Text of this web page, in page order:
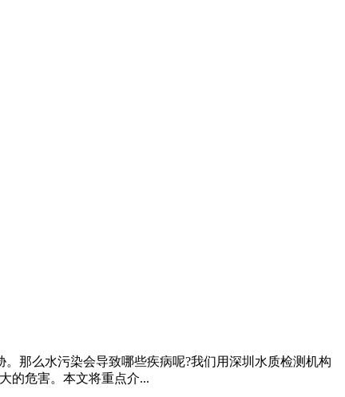
那么水污染会导致哪些疾病呢?我们用深圳水质检测机构
危害。本文将重点介...